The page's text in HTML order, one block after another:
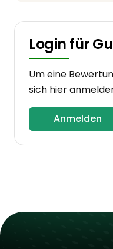
Login für
Um eine
sich hier
Anmelden